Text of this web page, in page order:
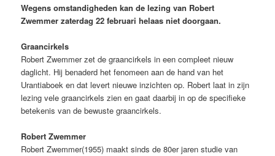
Wegens omstandigheden kan de lezing van Robert
Zwemmer zaterdag 22 februari helaas niet doorgaan.
Graancirkels
Robert Zwemmer zet de graancirkels in een compleet nieuw
daglicht. Hij benaderd het fenomeen aan de hand van het
Urantiaboek en dat levert nieuwe inzichten op. Robert laat in zijn
lezing vele graancirkels zien en gaat daarbij in op de specifieke
betekenis van de bewuste graancirkels.
Robert Zwemmer
Robert Zwemmer(1955) maakt sinds de 80er jaren studie van